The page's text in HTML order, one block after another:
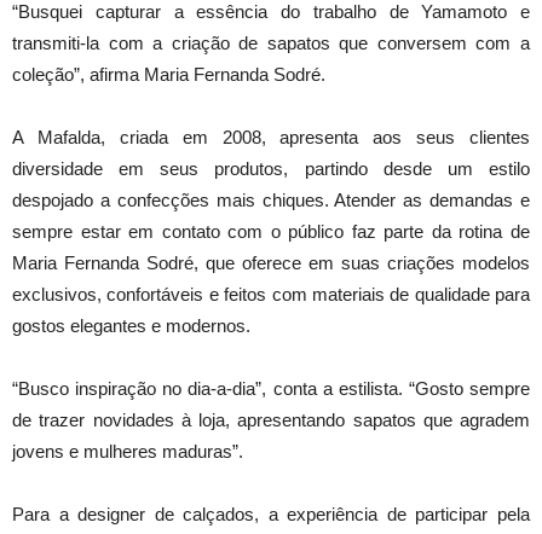
“Busquei capturar a essência do trabalho de Yamamoto e
transmiti-la com a criação de sapatos que conversem com a
coleção”, afirma Maria Fernanda Sodré.
A Mafalda, criada em 2008, apresenta aos seus clientes
diversidade em seus produtos, partindo desde um estilo
despojado a confecções mais chiques. Atender as demandas e
sempre estar em contato com o público faz parte da rotina de
Maria Fernanda Sodré, que oferece em suas criações modelos
exclusivos, confortáveis e feitos com materiais de qualidade para
gostos elegantes e modernos.
“Busco inspiração no dia-a-dia”, conta a estilista. “Gosto sempre
de trazer novidades à loja, apresentando sapatos que agradem
jovens e mulheres maduras”.
Para a designer de calçados, a experiência de participar pela